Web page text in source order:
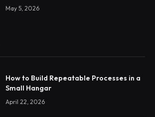
May 5, 2026
How to Build Repeatable Processes in a
Small Hangar
April 22, 2026